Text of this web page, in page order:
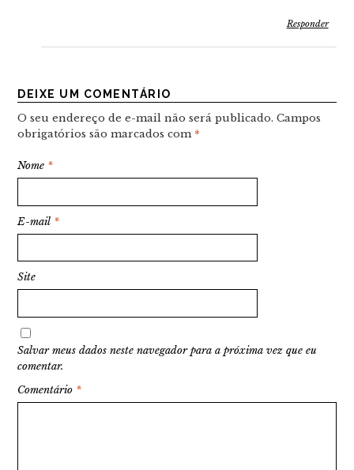
Responder
DEIXE UM COMENTÁRIO
O seu endereço de e-mail não será publicado. Campos
obrigatórios são marcados com *
Nome *
E-mail *
Site
Salvar meus dados neste navegador para a próxima vez que eu
comentar.
Comentário *